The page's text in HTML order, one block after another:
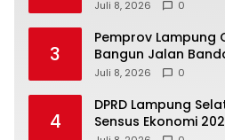
Berwawasan
Juli 8, 2026 0
3
Pemprov Lampung
Bangun Jalan
Juli 8, 2026 0
4
DPRD Lampung
Sensus Ekonomi